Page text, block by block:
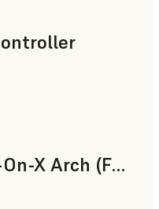
Premium Teeth All-On-X Arch (Form 4)